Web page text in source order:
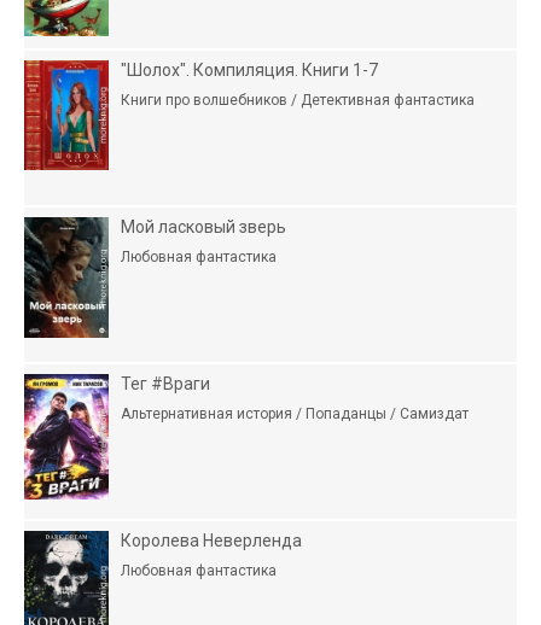
"Шолох". Компиляция. Книги 1-7
Книги про волшебников / Детективная фантастика
Мой ласковый зверь
Любовная фантастика
Тег #Враги
Альтернативная история / Попаданцы / Самиздат
Королева Неверленда
Любовная фантастика